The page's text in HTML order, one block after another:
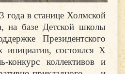
в станице Холмской
на базе Детской школы
Президентского
инициатив, состоялся X
конкурс коллективов и